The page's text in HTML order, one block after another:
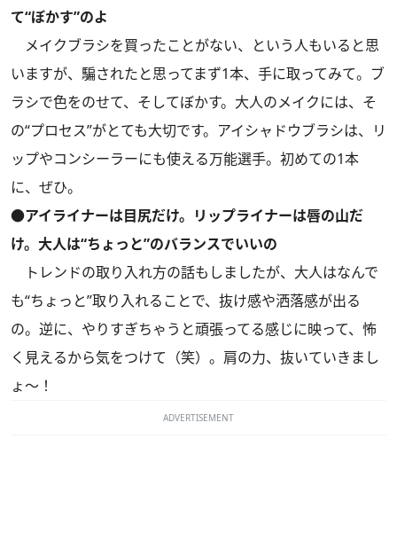
て“ぼかす”のよ
メイクブラシを買ったことがない、という人もいると思
いますが、騙されたと思ってまず1本、手に取ってみて。ブ
ラシで色をのせて、そしてぼかす。大人のメイクには、そ
の“プロセス”がとても大切です。アイシャドウブラシは、リ
ップやコンシーラーにも使える万能選手。初めての1本
に、ぜひ。
●アイライナーは目尻だけ。リップライナーは唇の山だ
け。大人は“ちょっと”のバランスでいいの
トレンドの取り入れ方の話もしましたが、大人はなんで
も“ちょっと”取り入れることで、抜け感や洒落感が出る
の。逆に、やりすぎちゃうと頑張ってる感じに映って、怖
く見えるから気をつけて（笑）。肩の力、抜いていきまし
ょ～！
ADVERTISEMENT